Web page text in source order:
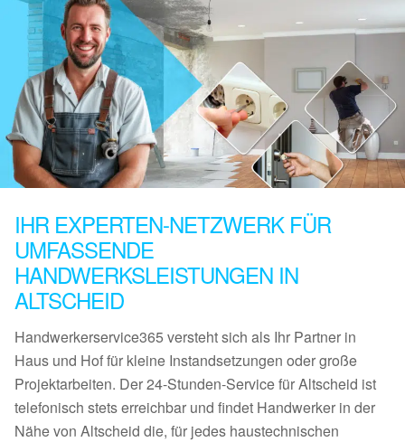
IHR EXPERTEN-NETZWERK FÜR
UMFASSENDE
HANDWERKSLEISTUNGEN IN
ALTSCHEID
Handwerkerservice365 versteht sich als Ihr Partner in
Haus und Hof für kleine Instandsetzungen oder große
Projektarbeiten. Der 24-Stunden-Service für Altscheid ist
telefonisch stets erreichbar und findet Handwerker in der
Nähe von Altscheid die, für jedes haustechnischen